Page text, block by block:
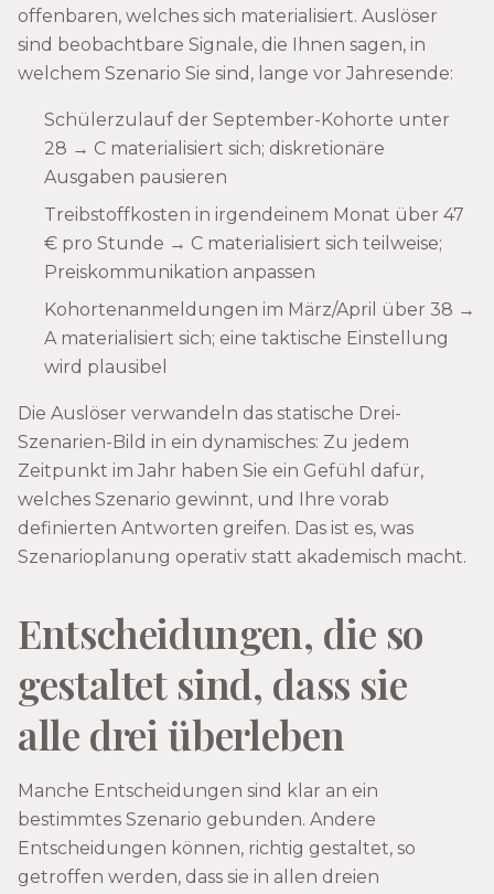
offenbaren, welches sich materialisiert. Auslöser
sind beobachtbare Signale, die Ihnen sagen, in
welchem Szenario Sie sind, lange vor Jahresende:
Schülerzulauf der September-Kohorte unter
28 → C materialisiert sich; diskretionäre
Ausgaben pausieren
Treibstoffkosten in irgendeinem Monat über 47
€ pro Stunde → C materialisiert sich teilweise;
Preiskommunikation anpassen
Kohortenanmeldungen im März/April über 38 →
A materialisiert sich; eine taktische Einstellung
wird plausibel
Die Auslöser verwandeln das statische Drei-
Szenarien-Bild in ein dynamisches: Zu jedem
Zeitpunkt im Jahr haben Sie ein Gefühl dafür,
welches Szenario gewinnt, und Ihre vorab
definierten Antworten greifen. Das ist es, was
Szenarioplanung operativ statt akademisch macht.
Entscheidungen, die so
gestaltet sind, dass sie
alle drei überleben
Manche Entscheidungen sind klar an ein
bestimmtes Szenario gebunden. Andere
Entscheidungen können, richtig gestaltet, so
getroffen werden, dass sie in allen dreien